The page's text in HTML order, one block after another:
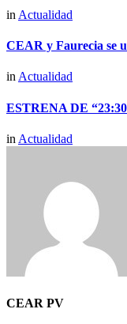
in Actualidad
CEAR y Faurecia se
in Actualidad
ESTRENA DE
in Actualidad
CEAR PV